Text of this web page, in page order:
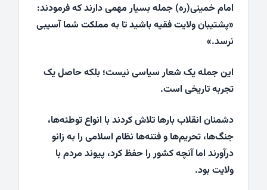
امام خمینی(ره) جمله بسیار مهمی دارند که فرمودند:
«پشتیبان ولایت فقیه باشید تا به مملکت شما آسیبی
نرسد.»
این جمله یک شعار سیاسی نیست؛ بلکه حاصل یک
تجربه تاریخی است.
دشمنان انقلاب بارها تلاش کردند با انواع توطئه‌ها،
جنگ‌ها، تحریم‌ها و فتنه‌ها نظام اسلامی را به زانو
درآورند اما آنچه کشور را حفظ کرد، پیوند مردم با
ولایت بود.